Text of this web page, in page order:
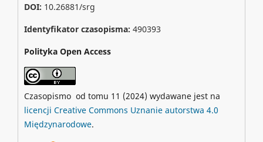
DOI: 10.26881/srg
Identyfikator czasopisma: 490393
Polityka Open Access
Czasopismo od tomu 11 (2024) wydawane jest na
licencji Creative Commons Uznanie autorstwa 4.0
Międzynarodowe.